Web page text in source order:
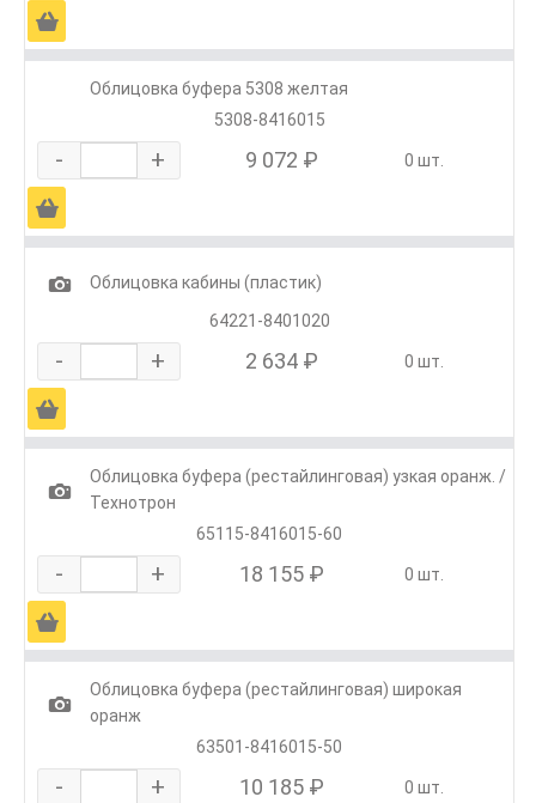
Ä
Облицовка буфера 5308 желтая
5308-8416015
- + 9 072 ₽ 0 шт.
Ä
1
Облицовка кабины (пластик)
64221-8401020
- + 2 634 ₽ 0 шт.
Ä
1
Облицовка буфера (рестайлинговая) узкая оранж. /
Технотрон
65115-8416015-60
- + 18 155 ₽ 0 шт.
Ä
1
Облицовка буфера (рестайлинговая) широкая
оранж
63501-8416015-50
- + 10 185 ₽ 0 шт.